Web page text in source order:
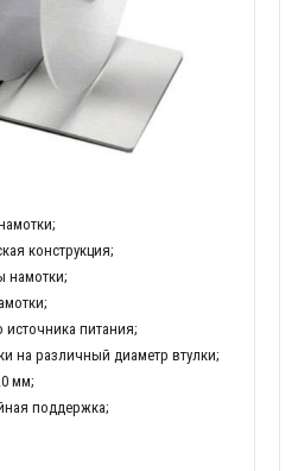
конструкция;
намотки;
источника питания;
на различный диаметр втулки;
мм;
поддержка;